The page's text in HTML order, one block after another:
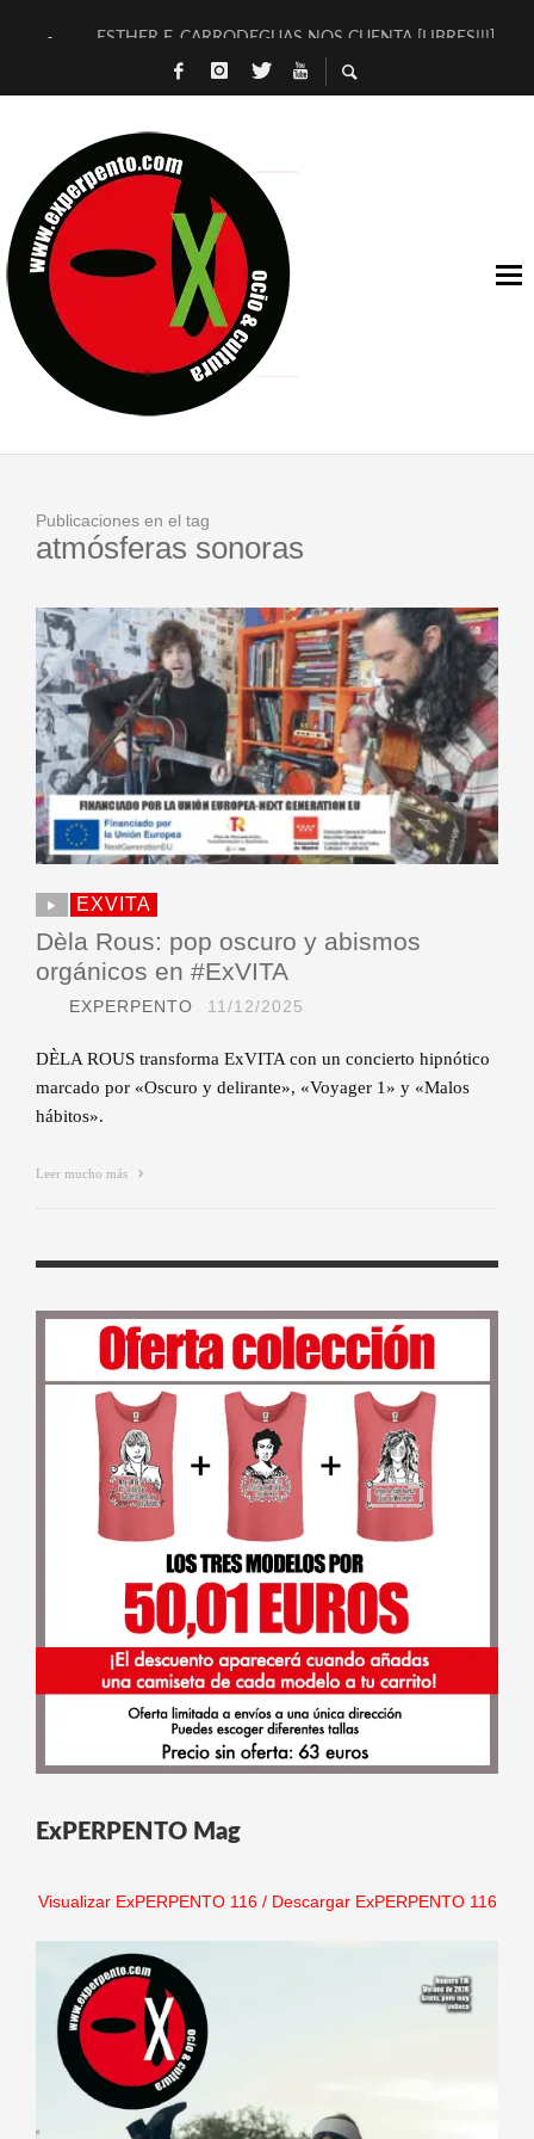
ESTHER F. CARRODEGUAS NOS CUENTA [LIBRES!!!]
[TERRA DE GUAPES] DE SANDRA MONFORT
TIMBRE 4, LA ESCUELA DEL DIRECTOR TEATRAL CLAUDIO
30 AÑOS (NO ES NADA) DE LA KATARSIS DEL TOMATAZO
MILITARES JUDÍAS EN #EXVITA
D’BALDOMEROS REINVENTAN [BITÁCORA 3.0] EN EXVITA
MARSHALL FLASH PRESENTA EN EXVITA [RELATIVA
JOFRE BARDAGÍ EN EXVITA INTERPRETANDO A SERRAT
Publicaciones en el tag
atmósferas sonoras
EXVITA
Dèla Rous: pop oscuro y abismos
orgánicos en #ExVITA
EXPERPENTO 11/12/2025
DÈLA ROUS transforma ExVITA con un concierto hipnótico
marcado por «Oscuro y delirante», «Voyager 1» y «Malos
hábitos».
Leer mucho más
ExPERPENTO Mag
Visualizar ExPERPENTO 116/ Descargar ExPERPENTO 116